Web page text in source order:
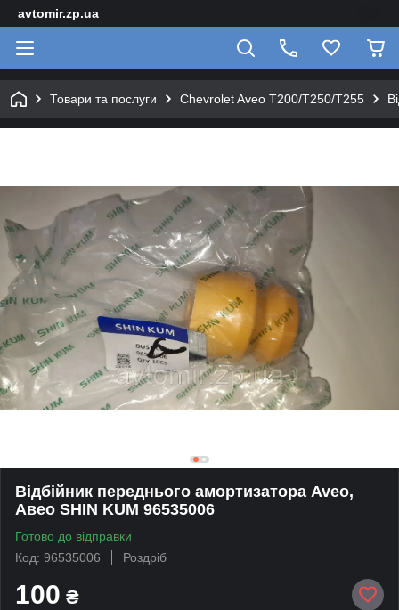
avtomir.zp.ua
Товари та послуги Chevrolet Aveo T200/T250/T255
Відбійник переднього амортизатора Aveo,
Aвео SHIN KUM 96535006
Готово до відправки
Код: 96535006
Роздріб
100 ₴